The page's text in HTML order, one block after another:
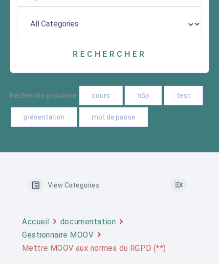
Recherche populaire cours h5p test
présentation mot de passe
View Categories
Accueil
documentation
Gestionnaire MOOV
Mettre MOOV aux normes du RGPD (**)